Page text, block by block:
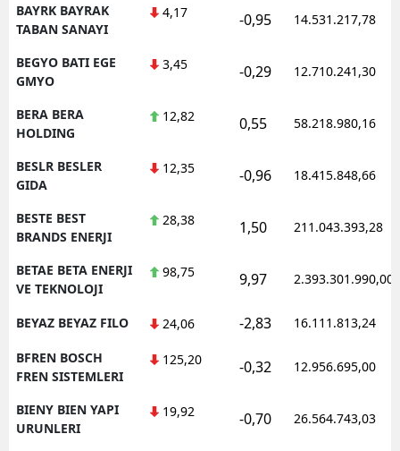
BAYRK BAYRAK
TABAN SANAYI
4,17 -0,95 14.531.217,78
BEGYO BATI EGE
GMYO
3,45 -0,29 12.710.241,30
BERA BERA
HOLDING
12,82 0,55 58.218.980,16
BESLR BESLER
GIDA
12,35 -0,96 18.415.848,66
BESTE BEST
BRANDS ENERJI
28,38 1,50 211.043.393,28
BETAE BETA ENERJI
VE TEKNOLOJI
98,75 9,97 2.393.301.990,00
BEYAZ BEYAZ FILO 24,06 -2,83 16.111.813,24
BFREN BOSCH
FREN SISTEMLERI
125,20 -0,32 12.956.695,00
BIENY BIEN YAPI
URUNLERI
19,92 -0,70 26.564.743,03